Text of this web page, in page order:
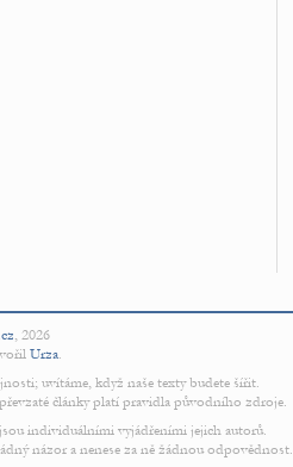
, 2026
Urza.
uvítáme, když naše texty budete šířit.
články platí pravidla původního zdroje.
individuálními vyjádřeními jejich autorů.
názor a nenese za ně žádnou odpovědnost.